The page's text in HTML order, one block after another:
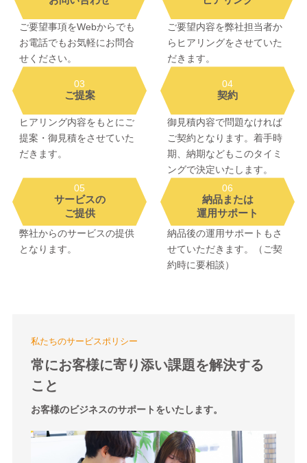
ご要望事項をWebからでも
お電話でもお気軽にお問合
せください。
ご要望内容を弊社担当者か
らヒアリングをさせていた
だきます。
03
ご提案
ヒアリング内容をもとにご
提案・御見積をさせていた
だきます。
04
契約
御見積内容で問題なければ
ご契約となります。着手時
期、納期などもこのタイミ
ングで決定いたします。
05
サービスの
ご提供
弊社からのサービスの提供
となります。
06
納品または
運用サポート
納品後の運用サポートもさ
せていただきます。（ご契
約時に要相談）
私たちのサービスポリシー
常にお客様に寄り添い課題を解決する
こと
お客様のビジネスのサポートをいたします。